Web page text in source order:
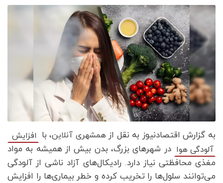
به گزارش اقتصادنیوز به نقل ازهمشهری آنلاین، با افزایش
آلودگی هوا در شهرهای بزرگ، بدن بیش از همیشه به مواد
مغذی محافظتی نیاز دارد. رادیکال‌های آزاد ناشی از آلودگی
می‌توانند سلول‌ها را تخریب کرده و خطر بیماری‌ها را افزایش